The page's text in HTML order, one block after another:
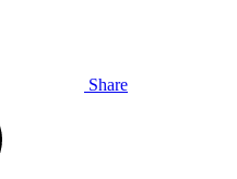
Share